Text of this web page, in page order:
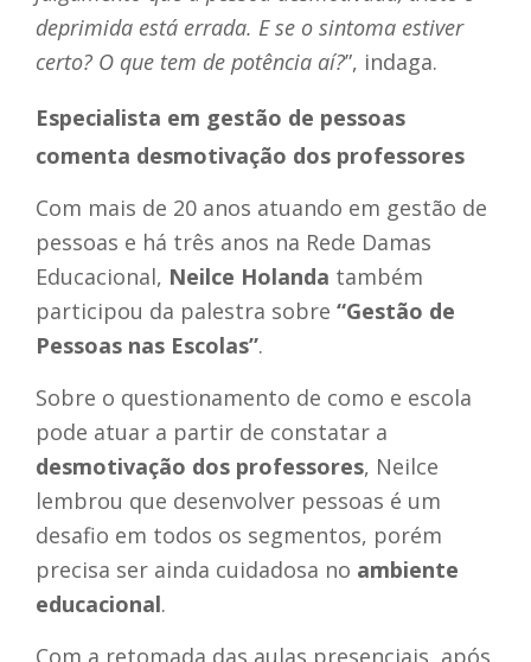
deprimida está errada. E se o sintoma estiver
certo? O que tem de potência aí?”, indaga.
Especialista em gestão de pessoas
comenta desmotivação dos professores
Com mais de 20 anos atuando em gestão de
pessoas e há três anos na Rede Damas
Educacional, Neilce Holanda também
participou da palestra sobre “Gestão de
Pessoas nas Escolas”.
Sobre o questionamento de como e escola
pode atuar a partir de constatar a
desmotivação dos professores, Neilce
lembrou que desenvolver pessoas é um
desafio em todos os segmentos, porém
precisa ser ainda cuidadosa no ambiente
educacional.
Com a retomada das aulas presenciais, após